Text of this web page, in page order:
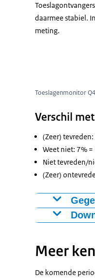
daarmee stabiel.
meting.
Toeslagenmonitor
Verschil
(Zeer)
Weet niet: 7%
Niet tevreden/
(Zeer)
Niet
Meer
De komende